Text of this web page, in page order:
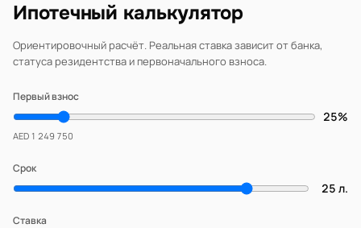
Ипотечный калькулятор
Ориентировочный расчёт. Реальная ставка зависит от банка,
статуса резидентства и первоначального взноса.
Первый взнос
25%
AED 1 249 750
Срок
25 л.
Ставка